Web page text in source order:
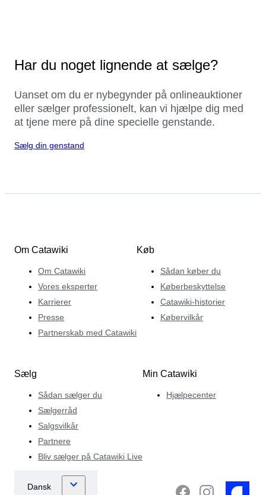
Har du noget lignende at sælge?
Uanset om du er nybegynder på onlineauktioner
eller sælger professionelt, kan vi hjælpe dig med
at tjene mere på dine specielle genstande.
Sælg din genstand
Om Catawiki
Om Catawiki
Vores eksperter
Karrierer
Presse
Partnerskab med Catawiki
Køb
Sådan køber du
Køberbeskyttelse
Catawiki-historier
Købervilkår
Sælg
Sådan sælger du
Sælgerråd
Salgsvilkår
Partnere
Bliv sælger på Catawiki Live
Min Catawiki
Hjælpecenter